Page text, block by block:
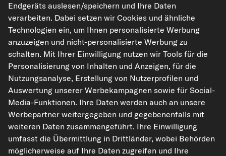
kfzteile24.de carpardoo.nl
carpardoo.fr
carpardoo.dk
Die hier dargestellten Daten, insbesondere die gesamte Datenbank, dürfen
nicht vervielfältigt werden. Die Vervielfältigung und Verbreitung der Daten und
der Datenbank ohne vorherige Einwilligung von TecAlliance und/oder die
Einbeziehung Dritter in solche Aktivitäten ist streng verboten. Jegliche
unautorisierte Nutzung von Inhalten stellt eine Verletzung des Urheberrechts
dar und kann rechtliche Schritte nach sich ziehen.
Endgeräts auslesen/speichern und Ihre Daten
verarbeiten. Dabei setzen wir Cookies und ähnliche
Technologien ein, um Ihnen personalisierte Werbung
anzuzeigen und nicht-personalisierte Werbung zu
schalten. Mit Ihrer Einwilligung nutzen wir Tools für die
Personalisierung von Inhalten und Anzeigen, für die
Nutzungsanalyse, Erstellung von Nutzerprofilen und
Auswertung unserer Werbekampagnen sowie für Social-
Media-Funktionen. Ihre Daten werden auch an unsere
Werbepartner weitergegeben und gegebenenfalls mit
weiteren Daten zusammengeführt. Ihre Einwilligung
umfasst die Übermittlung in Drittländer, wobei Behörden
möglicherweise auf Ihre Daten zugreifen und Ihre